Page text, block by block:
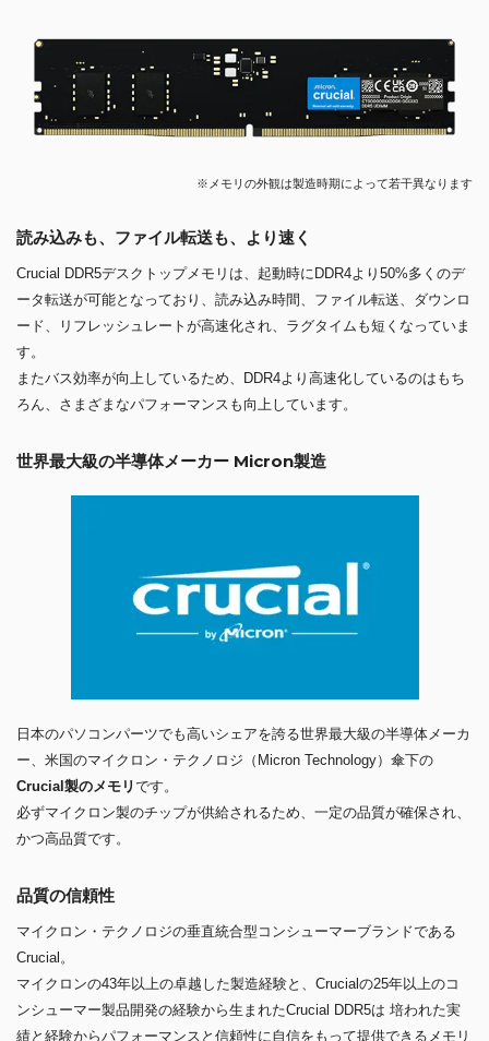
※メモリの外観は製造時期によって若干異なります
読み込みも、ファイル転送も、より速く
Crucial DDR5デスクトップメモリは、起動時にDDR4より50%多くのデ
ータ転送が可能となっており、読み込み時間、ファイル転送、ダウンロ
ード、リフレッシュレートが高速化され、ラグタイムも短くなっていま
す。
またバス効率が向上しているため、DDR4より高速化しているのはもち
ろん、さまざまなパフォーマンスも向上しています。
世界最大級の半導体メーカー Micron製造
日本のパソコンパーツでも高いシェアを誇る世界最大級の半導体メーカ
ー、米国のマイクロン・テクノロジ（Micron Technology）傘下の
Crucial製のメモリです。
必ずマイクロン製のチップが供給されるため、一定の品質が確保され、
かつ高品質です。
品質の信頼性
マイクロン・テクノロジの垂直統合型コンシューマーブランドである
Crucial。
マイクロンの43年以上の卓越した製造経験と、Crucialの25年以上のコ
ンシューマー製品開発の経験から生まれたCrucial DDR5は 培われた実
績と経験からパフォーマンスと信頼性に自信をもって提供できるメモリ